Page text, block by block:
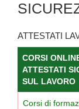
ATTESTATI
CORSI
ATTESTATI
SUL LAVORO
Corsi di